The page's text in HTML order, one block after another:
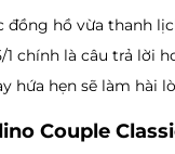
hồ vừa thanh
1 chính là câu trả
hứa hẹn sẽ làm hài
Couple